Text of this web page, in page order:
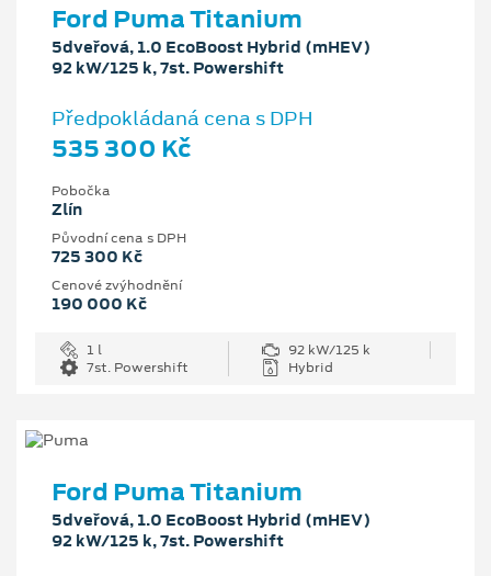
Ford Puma Titanium
5dveřová, 1.0 EcoBoost Hybrid (mHEV)
92 kW/125 k, 7st. Powershift
Předpokládaná cena s DPH
535 300 Kč
Pobočka
Zlín
Původní cena s DPH
725 300 Kč
Cenové zvýhodnění
190 000 Kč
1 l
92 kW/125 k
7st. Powershift
Hybrid
Ford Puma Titanium
5dveřová, 1.0 EcoBoost Hybrid (mHEV)
92 kW/125 k, 7st. Powershift